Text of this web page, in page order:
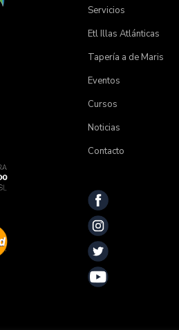
Servicios
Etl Illas Atlánticas
Tapería a de Maris
Eventos
Cursos
Noticias
Contacto